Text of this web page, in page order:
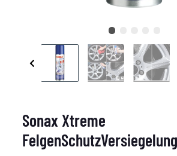
Sonax Xtreme